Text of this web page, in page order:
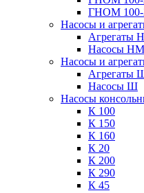
ГНОМ 100-
Насосы и
Насосы
Насосы и
Агрегаты
Насосы Ш
Насосы
К 100
К 150
К 160
К 20
К 200
К 290
К 45